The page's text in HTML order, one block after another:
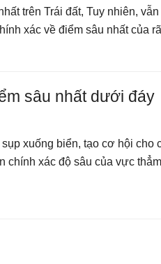
trên Trái đất, Tuy nhiên, vẫn
xác về điểm sâu nhất của
sâu nhất dưới đáy
xuống biển, tạo cơ hội cho
chính xác độ sâu của vực thẳm